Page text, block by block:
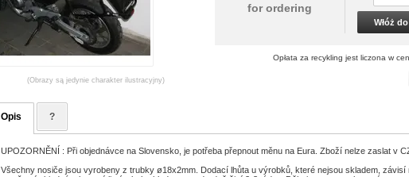
(Obrazy są jedynie charakter ilustracyjny)
for ordering
Włóż
Opłata za recykling jest liczona w
Opis ?
UPOZORNĚNÍ : Při objednávce na Slovensko, je potřeba přepnout měnu na Eura. Zboží nelze zaslat v
Všechny nosiče jsou vyrobeny z trubky ø18x2mm. Dodací lhůta u výrobků, které nejsou skladem, závisí